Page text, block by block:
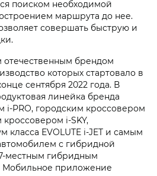
поиском необходимой
маршрута до нее.
совершать быструю и
отечественным брендом
которых стартовало в
сентября 2022 года. В
линейка бренда
i‑PRO, городским кроссовером
i‑SKY,
EVOLUTE i‑JET и самым
с гибридной
местным гибридным
Мобильное приложение